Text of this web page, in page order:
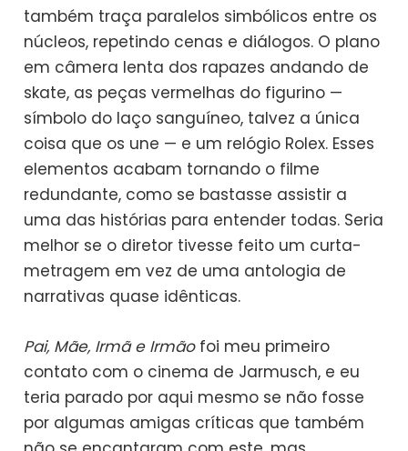
também traça paralelos simbólicos entre os
núcleos, repetindo cenas e diálogos. O plano
em câmera lenta dos rapazes andando de
skate, as peças vermelhas do figurino —
símbolo do laço sanguíneo, talvez a única
coisa que os une — e um relógio Rolex. Esses
elementos acabam tornando o filme
redundante, como se bastasse assistir a
uma das histórias para entender todas. Seria
melhor se o diretor tivesse feito um curta-
metragem em vez de uma antologia de
narrativas quase idênticas.
Pai, Mãe, Irmã e Irmãofoi meu primeiro
contato com o cinema de Jarmusch, e eu
teria parado por aqui mesmo se não fosse
por algumas amigas críticas que também